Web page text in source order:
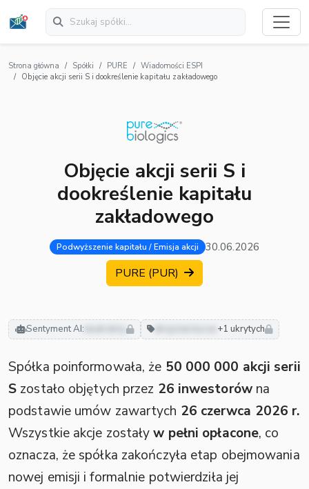
Strona główna Spółki PURE
Wiadomości ESPI
Objęcie akcji serii S i dookreślenie kapitału zakładowego
Objęcie akcji serii S i
dookreślenie kapitału
zakładowego
Podwyższenie kapitału / Emisja akcji 30.06.2026
PURE (PUR)
Sentyment AI: neutralny akcjonariusze +1 ukrytych
Spółka poinformowała, że 50 000 000 akcji serii
S zostało objętych przez 26 inwestorówna
podstawie umów zawartych 26 czerwca 2026 r.
Wszystkie akcje zostaływ pełni opłacone, co
oznacza, że spółka zakończyła etap obejmowania
nowej emisji i formalnie potwierdziła jej